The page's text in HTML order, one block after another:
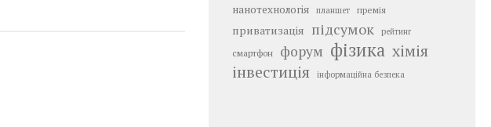
нанотехнологія планшет премія
приватизація підсумок рейтинг
смартфон форум фізика хімія
інвестиція інформаційна безпека